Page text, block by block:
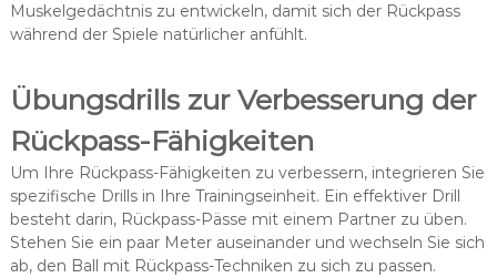
Muskelgedächtnis zu entwickeln, damit sich der Rückpass
während der Spiele natürlicher anfühlt.
Übungsdrills zur Verbesserung der
Rückpass-Fähigkeiten
Um Ihre Rückpass-Fähigkeiten zu verbessern, integrieren Sie
spezifische Drills in Ihre Trainingseinheit. Ein effektiver Drill
besteht darin, Rückpass-Pässe mit einem Partner zu üben.
Stehen Sie ein paar Meter auseinander und wechseln Sie sich
ab, den Ball mit Rückpass-Techniken zu sich zu passen.